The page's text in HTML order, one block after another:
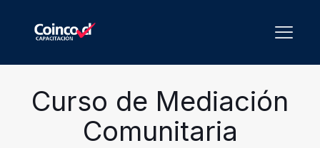
Curso de Mediación
Comunitaria